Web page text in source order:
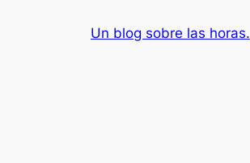
Un blog sobre las horas.